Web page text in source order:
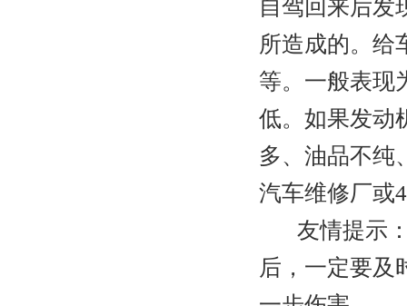
自驾回来后发
所造成的。给
等。一般表现
低。如果发动
多、油品不纯
汽车维修厂或
友情提示：
后，一定要及